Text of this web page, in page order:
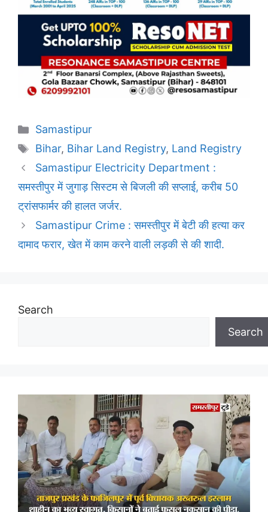
Categories
Samastipur
Tags
Bihar, Bihar Land Registry, Land Registry
Samastipur Electricity Department :
समस्तीपुर में जुगाड़ सिस्टम से बिजली की सप्लाई, करीब 50
ट्रांसफार्मर की हालत जर्जर.
Samastipur Crime : समस्तीपुर में बेटी की हत्या कर
दामाद फरार, खेत में काम करने वाली लड़की से की शादी.
Search
Search